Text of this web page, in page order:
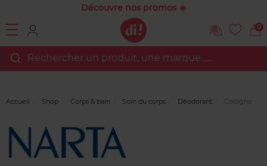
Découvre nos promos ☀️
0
Rechercher un produit, une marque…...
Accueil Shop Corps & bain Soin du corps Déodorant Cologne